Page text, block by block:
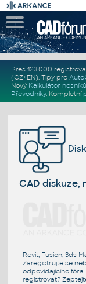
Přes 123.000
(CZ+EN). Tipy pro
Nový Kalkulátor nosníků
Převodníky. Kompletní
CAD diskuze,
Revit, Fusion, 3ds
Zaregistrujte se
odpovídajícího
registrovat?